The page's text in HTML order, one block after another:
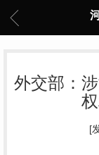
外交部：
[